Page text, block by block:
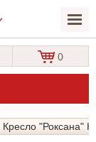
0
Кресло "Роксана"